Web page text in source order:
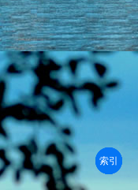
部首
笔划
拼音
潮拼